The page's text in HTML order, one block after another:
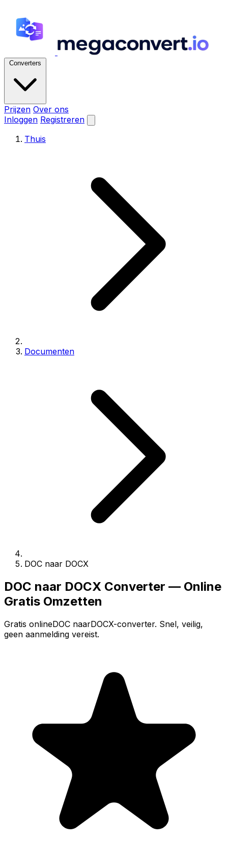
Converters
Prijzen Over ons
Inloggen Registreren
Thuis
Documenten
DOC naar DOCX
DOC naar DOCX Converter — Online
Gratis Omzetten
Gratis onlineDOC naarDOCX-converter. Snel, veilig,
geen aanmelding vereist.